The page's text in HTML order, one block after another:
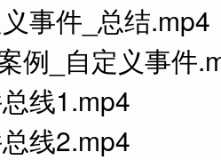
事件_总结.mp4
例_自定义事件
线1.mp4
线2.mp4